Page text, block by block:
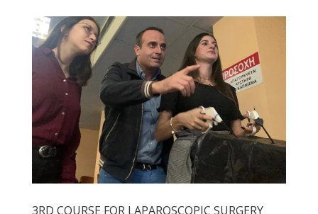
3RD COURSE FOR LAPAROSCOPIC SURGERY